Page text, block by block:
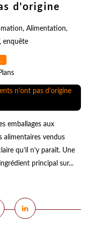
d'origine
, Alimentation,
enquête
emballages aux
alimentaires vendus
qu’il n’y paraît. Une
principal sur...